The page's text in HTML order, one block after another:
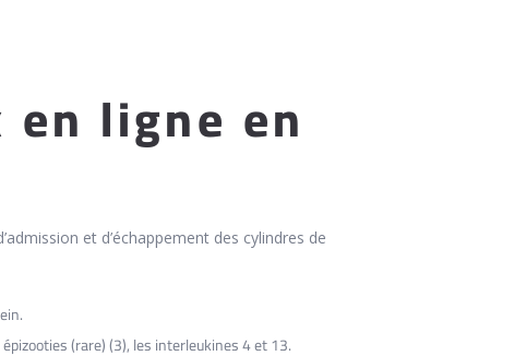
ligne en
et d’échappement des cylindres de
(rare) (3), les interleukines 4 et 13.